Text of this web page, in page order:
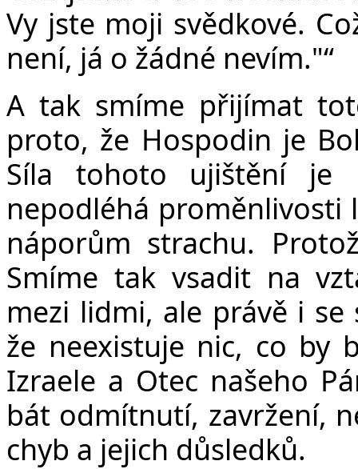
Vy jste moji svědkové.
není, já o žádné nevím."“
A tak smíme přijímat
proto, že Hospodin je
Síla tohoto ujištění
nepodléhá proměnlivosti
náporům strachu.
Smíme tak vsadit na
mezi lidmi, ale právě i
že neexistuje nic, co by
Izraele a Otec našeho
bát odmítnutí, zavržení,
chyb a jejich důsledků.